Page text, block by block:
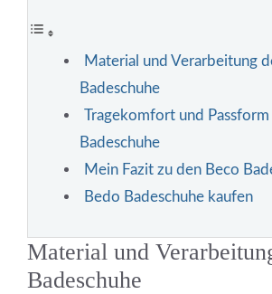
Material und Verarbeitung
Badeschuhe
Tragekomfort und
Badeschuhe
Mein Fazit zu den Beco
Bedo Badeschuhe kaufen
Material und
Badeschuhe